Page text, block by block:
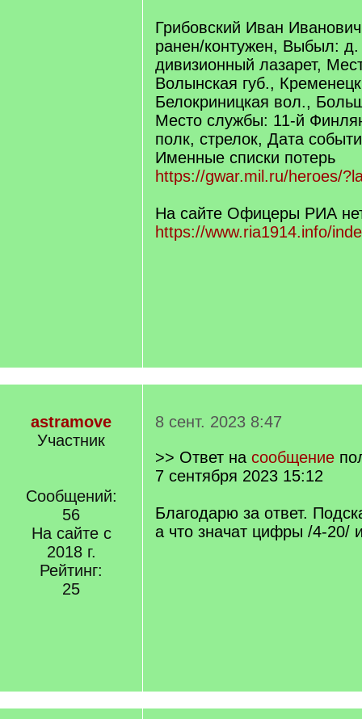
Грибовский Иван Иванович
ранен/контужен, Выбыл:
дивизионный лазарет,
Волынская губ.,
Белокриницкая вол.,
Место службы: 11-й
полк, стрелок, Дата
Именные списки потерь
https://gwar.mil.ru/heroes/
На сайте Офицеры РИА
https://www.ria1914.info/
astramove
Участник
Сообщений:
56
На сайте с
2018 г.
Рейтинг:
25
8 сент. 2023 8:47
>> Ответ на сообщение
7 сентября 2023 15:12
Благодарю за ответ.
а что значат цифры /4-20/